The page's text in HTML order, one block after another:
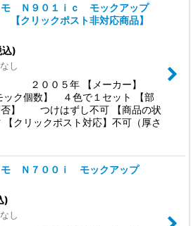
モ Ｎ９０１ｉｃ モックアップ
【クリックポスト非対応商品】
込)
し
】 ２００５年 【メーカー】
ック個数】 ４色で１セット 【部
否】 つけはずし不可 【商品の状
クリックポスト対応】不可（厚さ
モ Ｎ７００ｉ モックアップ
)
し